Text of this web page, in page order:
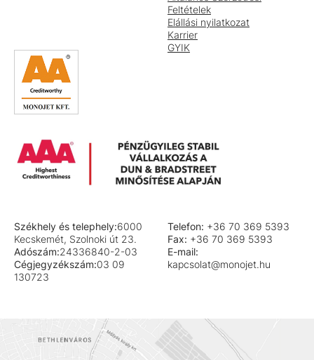
Feltételek
Elállási nyilatkozat
Karrier
GYIK
Székhely és telephely:6000
Kecskemét, Szolnoki út 23.
Adószám:24336840-2-03
Cégjegyzékszám:03 09
130723
Telefon: +36 70 369 5393
Fax: +36 70 369 5393
E-mail:
kapcsolat@monojet.hu